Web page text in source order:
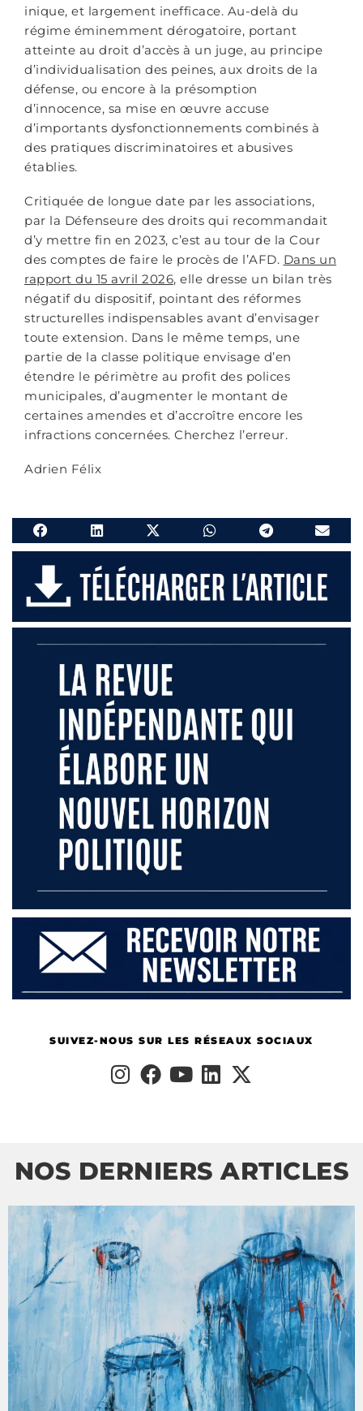
inique, et largement inefficace. Au-delà du
régime éminemment dérogatoire, portant
atteinte au droit d’accès à un juge, au principe
d’individualisation des peines, aux droits de la
défense, ou encore à la présomption
d’innocence, sa mise en œuvre accuse
d’importants dysfonctionnements combinés à
des pratiques discriminatoires et abusives
établies.
Critiquée de longue date par les associations,
par la Défenseure des droits qui recommandait
d’y mettre fin en 2023, c’est au tour de la Cour
des comptes de faire le procès de l’AFD. Dans un
rapport du 15 avril 2026, elle dresse un bilan très
négatif du dispositif, pointant des réformes
structurelles indispensables avant d’envisager
toute extension. Dans le même temps, une
partie de la classe politique envisage d’en
étendre le périmètre au profit des polices
municipales, d’augmenter le montant de
certaines amendes et d’accroître encore les
infractions concernées. Cherchez l’erreur.
Adrien Félix
SUIVEZ-NOUS SUR LES RÉSEAUX SOCIAUX
NOS DERNIERS ARTICLES